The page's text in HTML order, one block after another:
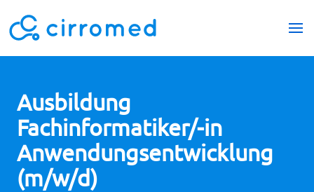
Ausbildung
Fachinformatiker/-in
Anwendungsentwicklung
(m/w/d)